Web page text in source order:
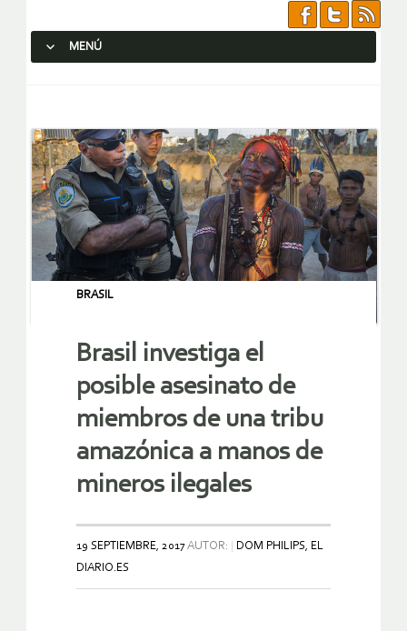
MENÚ
BRASIL
Brasil investiga el
posible asesinato de
miembros de una tribu
amazónica a manos de
mineros ilegales
19 SEPTIEMBRE, 2017AUTOR:
DOM PHILIPS, EL
DIARIO.ES